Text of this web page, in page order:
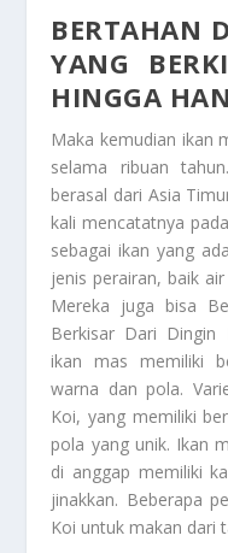
BERTAHAN
YANG
HINGGA
Maka kemudian ikan
selama ribuan
berasal dari Asia
kali mencatatnya
sebagai ikan yang
jenis perairan, baik
Mereka juga bisa
Berkisar Dari Dingin
ikan mas memiliki
warna dan pola.
Koi, yang memiliki
pola yang unik. Ikan
di anggap memiliki
jinakkan. Beberapa
Koi untuk makan dari